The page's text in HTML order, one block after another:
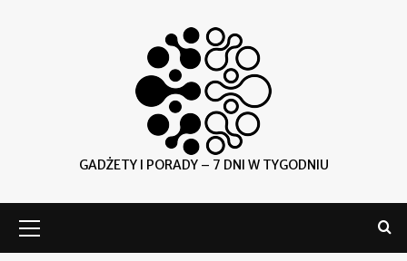
GADŻETY I PORADY – 7 DNI W TYGODNIU
główne